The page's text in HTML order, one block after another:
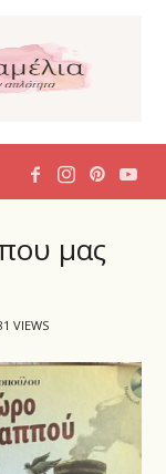
μας
VIEWS